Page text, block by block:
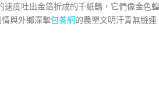
度吐出金箔折成的千紙鶴，它們像金色蝗
與外鄉深摯包養網的農墾文明汗青無縫連